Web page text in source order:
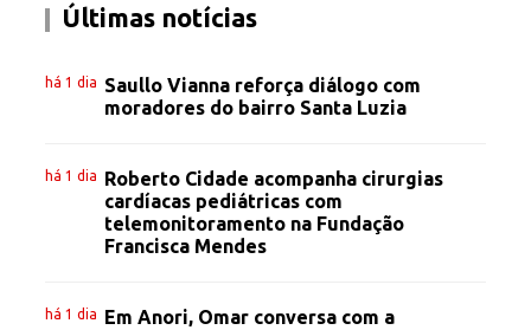
Últimas notícias
há 1 dia
Saullo Vianna reforça diálogo com
moradores do bairro Santa Luzia
há 1 dia
Roberto Cidade acompanha cirurgias
cardíacas pediátricas com
telemonitoramento na Fundação
Francisca Mendes
há 1 dia
Em Anori, Omar conversa com a